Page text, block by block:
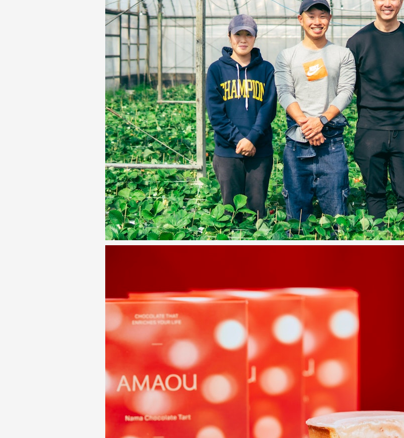
RECRUIT
SHOP
ONLINE SHOP
FACTORY
FOUNDATION
News
Privacy Policy